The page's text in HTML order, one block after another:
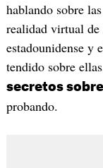
hablando sobre
realidad virtual
estadounidense y
tendido sobre
secretos
probando.